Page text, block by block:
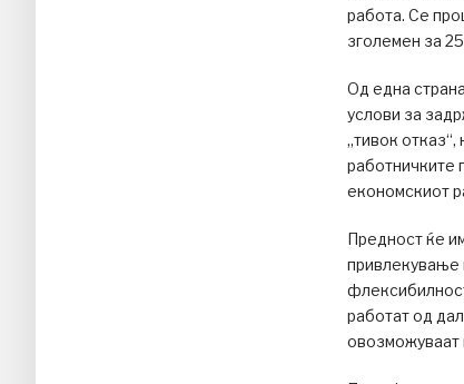
работа. Се
зголемен за
Од една
услови за
„тивок
работничките
економскиот
Предност ќе
привлекување
работат од